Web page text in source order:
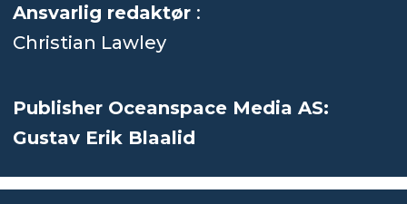
Ansvarlig redaktør :
Christian Lawley
Publisher Oceanspace Media AS:
Gustav Erik Blaalid